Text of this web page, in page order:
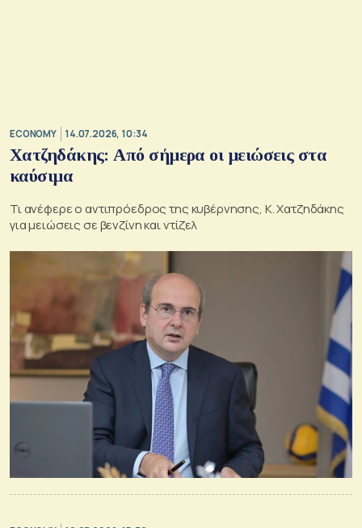
ECONOMY 14.07.2026, 10:34
Χατζηδάκης: Από σήμερα οι μειώσεις στα
καύσιμα
Τι ανέφερε ο αντιπρόεδρος της κυβέρνησης, Κ. Χατζηδάκης
για μειώσεις σε βενζίνη και ντίζελ